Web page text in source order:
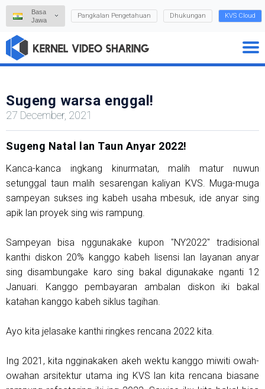
Basa
Jawa
Pangkalan Pengetahuan Dhukungan KVS Cloud
Sugeng warsa enggal!
27 December, 2021
Sugeng Natal lan Taun Anyar 2022!
Kanca-kanca ingkang kinurmatan, malih matur nuwun
setunggal taun malih sesarengan kaliyan KVS. Muga-muga
sampeyan sukses ing kabeh usaha mbesuk, ide anyar sing
apik lan proyek sing wis rampung.
Sampeyan bisa nggunakake kupon "NY2022" tradisional
kanthi diskon 20% kanggo kabeh lisensi lan layanan anyar
sing disambungake karo sing bakal digunakake nganti 12
Januari. Kanggo pembayaran ambalan diskon iki bakal
katahan kanggo kabeh siklus tagihan.
Ayo kita jelasake kanthi ringkes rencana 2022 kita.
Ing 2021, kita ngginakaken akeh wektu kanggo miwiti owah-
owahan arsitektur utama ing KVS lan kita rencana biasane